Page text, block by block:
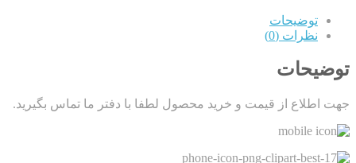
توضیحات
نظرات (0)
توضیحات
جهت اطلاع از قیمت و خرید محصول لطفا با دفتر ما تماس بگیرید.